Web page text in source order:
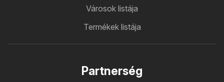
Városok listája
Termékek listája
Partnerség